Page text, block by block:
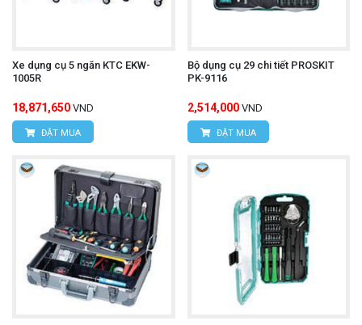
Xe dụng cụ 5 ngăn KTC EKW-
1005R
18,871,650 VND
ĐẶT MUA
Bộ dụng cụ 29 chi tiết PROSKIT
PK-9116
2,514,000 VND
ĐẶT MUA